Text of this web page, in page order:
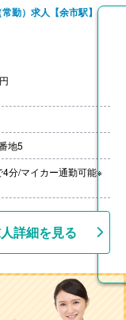
勤）求人【余市駅】
前年度実績
/月）※20円/km×勤務日
-3,000円）※前年度実
地5
分/マイカー通勤可能※
詳細を見る